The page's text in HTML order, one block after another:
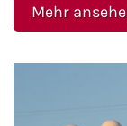
Mein Schiff
Mehr